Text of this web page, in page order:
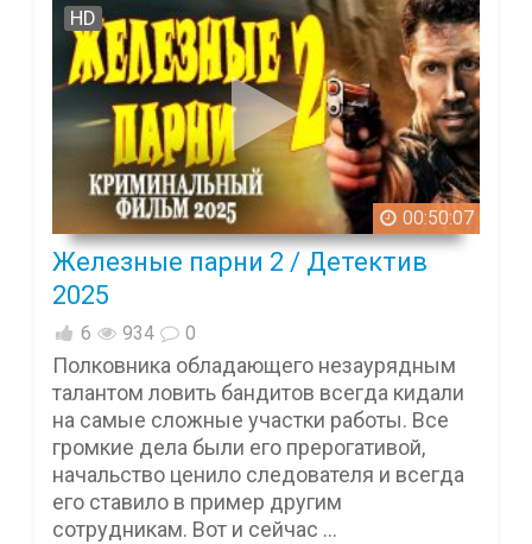
00:50:07
HD
Железные парни 2 / Детектив
2025
6 934 0
Полковника обладающего незаурядным
талантом ловить бандитов всегда кидали
на самые сложные участки работы. Все
громкие дела были его прерогативой,
начальство ценило следователя и всегда
его ставило в пример другим
сотрудникам. Вот и сейчас ...